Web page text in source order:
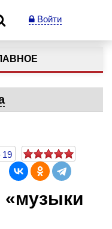
Войти
19
«музыки